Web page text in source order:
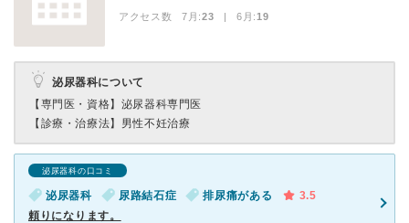
アクセス数 7月:23 | 6月:19
泌尿器科について
【専門医・資格】 泌尿器科専門医
【診療・治療法】 男性不妊治療
泌尿器科の口コミ
泌尿器科 尿路結石症 排尿痛がある
3.5
頼りになります。